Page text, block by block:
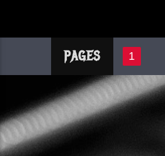
PAGES 1